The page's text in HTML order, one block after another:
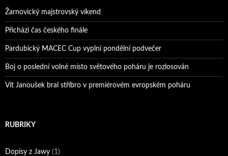
Žarnovický majstrovský víkend
Přichází čas českého finále
Pardubický MACEC Cup vyplní pondělní podvečer
Boj o poslední volné místo světového poháru je rozlosován
Vít Janoušek bral stříbro v premiérovém evropském poháru
RUBRIKY
Dopisy z Jawy (1)